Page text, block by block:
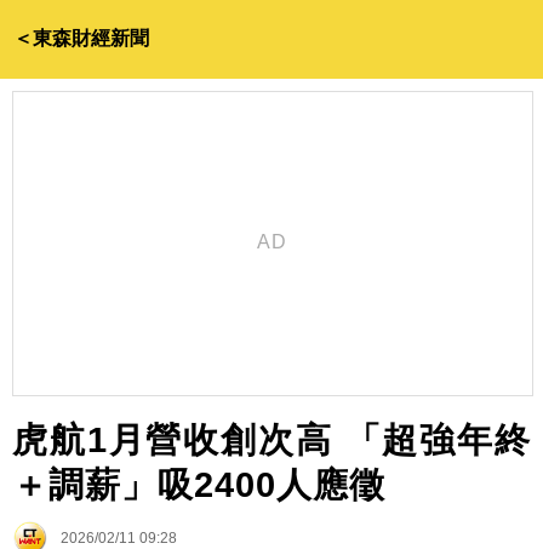
＜東森財經新聞
虎航1月營收創次高 「超強年終
＋調薪」吸2400人應徵
2026/02/11 09:28